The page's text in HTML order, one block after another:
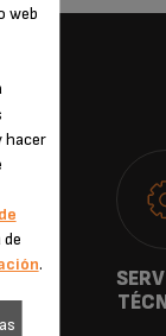
o regarla con sirope.
web
hacer
.